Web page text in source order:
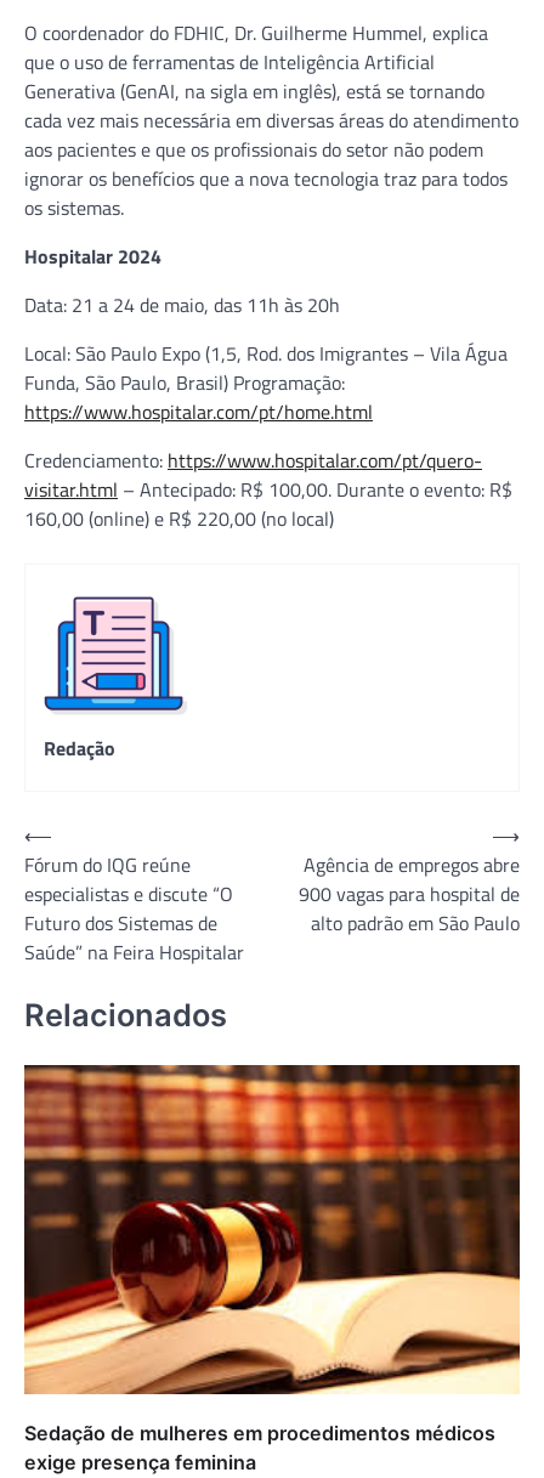
O coordenador do FDHIC, Dr. Guilherme Hummel, explica
que o uso de ferramentas de Inteligência Artificial
Generativa (GenAI, na sigla em inglês), está se tornando
cada vez mais necessária em diversas áreas do atendimento
aos pacientes e que os profissionais do setor não podem
ignorar os benefícios que a nova tecnologia traz para todos
os sistemas.
Hospitalar 2024
Data: 21 a 24 de maio, das 11h às 20h
Local: São Paulo Expo (1,5, Rod. dos Imigrantes – Vila Água
Funda, São Paulo, Brasil) Programação:
https://www.hospitalar.com/pt/home.html
Credenciamento: https://www.hospitalar.com/pt/quero-
visitar.html – Antecipado: R$ 100,00. Durante o evento: R$
160,00 (online) e R$ 220,00 (no local)
Redação
Navegação
de
Post
⟵
Fórum do IQG reúne
especialistas e discute “O
Futuro dos Sistemas de
Saúde” na Feira Hospitalar
Agência de empregos abre
900 vagas para hospital de
alto padrão em São Paulo
⟶
Relacionados
Sedação de mulheres em procedimentos médicos
exige presença feminina